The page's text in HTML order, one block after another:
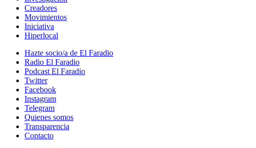
Creadores
Movimientos
Iniciativa
Hiperlocal
Hazte socio/a de El Faradio
Radio El Faradio
Podcast El Faradio
Twitter
Facebook
Instagram
Telegram
Quienes somos
Transparencia
Contacto